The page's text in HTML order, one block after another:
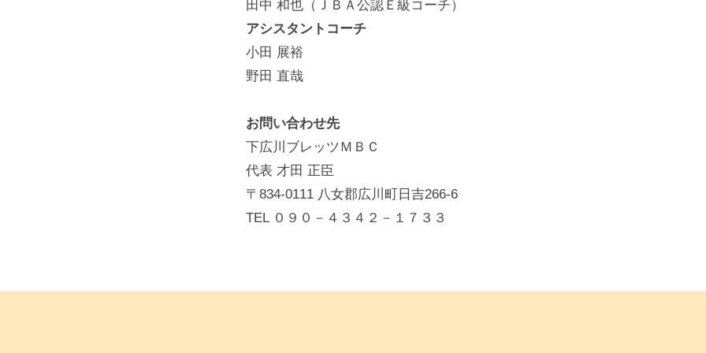
田中 和也（ＪＢＡ公認Ｅ級コーチ）
アシスタントコーチ
小田 展裕
野田 直哉
お問い合わせ先
下広川ブレッツＭＢＣ
代表 才田 正臣
〒834-0111 八女郡広川町日吉266-6
TEL ０９０－４３４２－１７３３